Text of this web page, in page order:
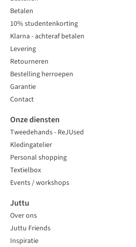
Betalen
10% studentenkorting
Klarna - achteraf betalen
Levering
Retourneren
Bestelling herroepen
Garantie
Contact
Onze diensten
Tweedehands - ReJUsed
Kledingatelier
Personal shopping
Textielbox
Events / workshops
Juttu
Over ons
Juttu Friends
Inspiratie